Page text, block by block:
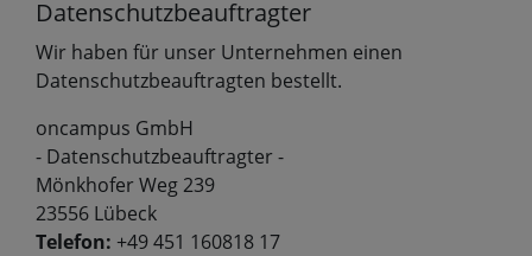
Datenschutzbeauftragter
Wir haben für unser Unternehmen einen
Datenschutzbeauftragten bestellt.
oncampus GmbH
- Datenschutzbeauftragter -
Mönkhofer Weg 239
23556 Lübeck
Telefon: +49 451 160818 17